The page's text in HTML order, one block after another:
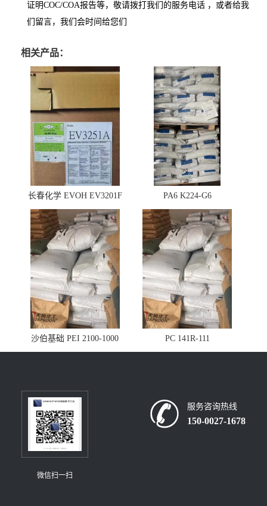
证明COC/COA报告等，敬请拨打我们的服务电话 ，或者给我
们留言，我们会时间给您们
相关产品：
长春化学 EVOH EV3201F PA6 K224-G6
沙伯基础 PEI 2100-1000 PC 141R-111
微信扫一扫
服务咨询热线
150-0027-1678